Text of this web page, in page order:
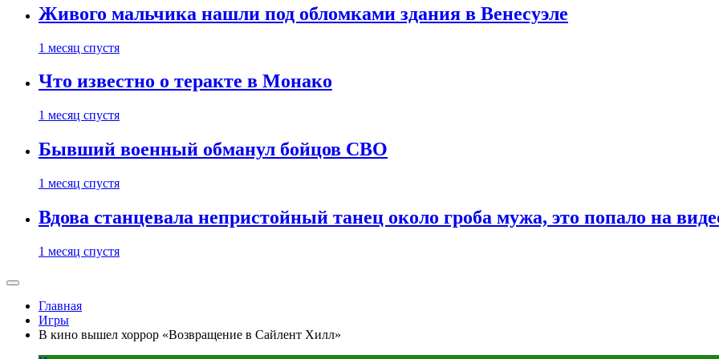
Живого мальчика нашли под обломками здания в Венесуэле
1 месяц спустя
Что известно о теракте в Монако
1 месяц спустя
Бывший военный обманул бойцов СВО
1 месяц спустя
Вдова станцевала непристойный танец около гроба мужа, это попало на
1 месяц спустя
Главная
Игры
В кино вышел хоррор «Возвращение в Сайлент Хилл»